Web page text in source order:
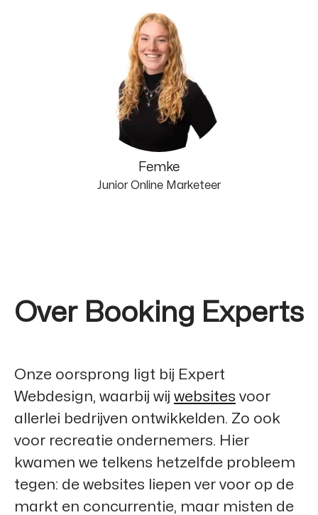
Femke
Junior Online Marketeer
Over Booking Experts
Onze oorsprong ligt bij Expert
Webdesign, waarbij wij websites voor
allerlei bedrijven ontwikkelden. Zo ook
voor recreatie ondernemers. Hier
kwamen we telkens hetzelfde probleem
tegen: de websites liepen ver voor op de
markt en concurrentie, maar misten de